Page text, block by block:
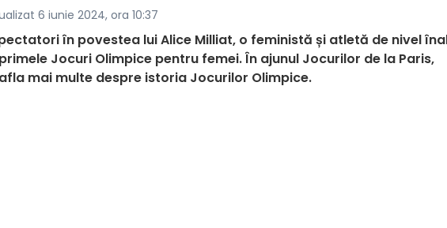
6 iunie 2024, ora 10:37
în povestea lui Alice Milliat, o feministă și atletă de nivel
Jocuri Olimpice pentru femei. În ajunul Jocurilor de la Paris,
mai multe despre istoria Jocurilor Olimpice.